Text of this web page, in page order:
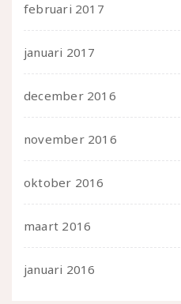
februari 2017
januari 2017
december 2016
november 2016
oktober 2016
maart 2016
januari 2016